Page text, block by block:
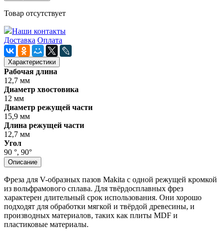
Товар отсутствует
Наши контакты
Доставка Оплата
Характеристики
Рабочая длина
12,7 мм
Диаметр хвостовика
12 мм
Диаметр режущей части
15,9 мм
Длина режущей части
12,7 мм
Угол
90 °, 90°
Описание
Фреза для V-образных пазов Makita с одной режущей кромкой
из вольфрамового сплава. Для твёрдосплавных фрез
характерен длительный срок использования. Они хорошо
подходят для обработки мягкой и твёрдой древесины, и
производных материалов, таких как плиты MDF и
пластиковые материалы.